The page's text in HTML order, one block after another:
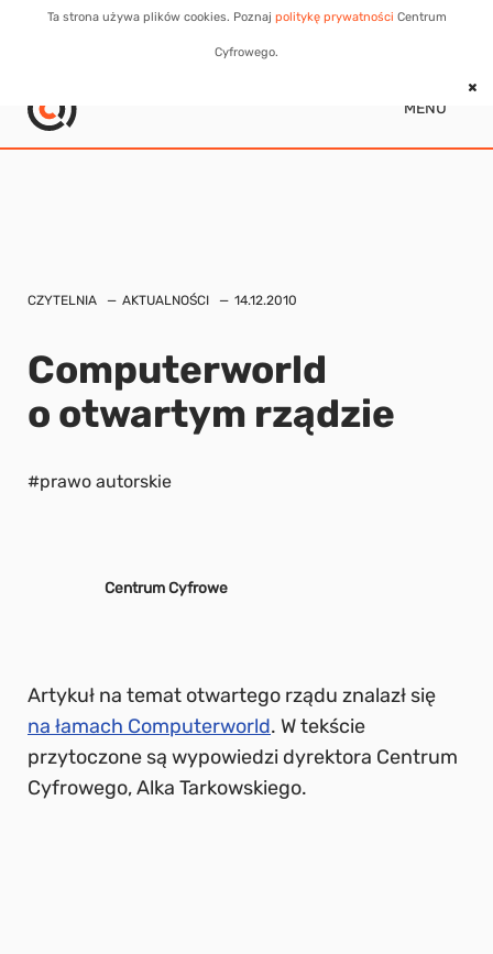
Ta strona używa plików cookies. Poznaj politykę prywatności Centrum
Cyfrowego.
MENU
CZYTELNIA AKTUALNOŚCI 14.12.2010
Computerworld
o otwartym rządzie
#prawo autorskie
Centrum Cyfrowe
Artykuł na temat otwartego rządu znalazł się
na łamach Computerworld. W tekście
przytoczone są wypowiedzi dyrektora Centrum
Cyfrowego, Alka Tarkowskiego.